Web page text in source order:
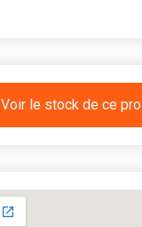
Voir le stock de ce pro